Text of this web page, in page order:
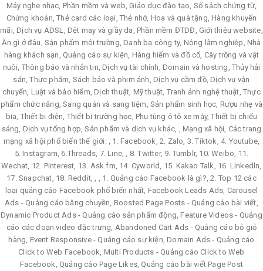
Máy nghe nhạc, Phần mềm và web, Giáo dục đào tạo, Sổ sách chứng từ,
Chứng khoán, Thẻ card các loại, Thẻ nhớ, Hoa và quà tặng, Hàng khuyến
mãi, Dịch vụ ADSL, Dệt may và giầy da, Phần mềm ĐTDĐ, Giới thiệu website,
Ăn gì ở đâu, Sản phẩm môi trường, Danh bạ công ty, Nông lâm nghiệp, Nhà
hàng khách sạn, Quảng cáo sự kiện, Hàng hiếm và đồ cổ, Cây trồng và vật
nuôi, Thông báo và nhắn tin, Dịch vụ tài chính, Domain và hosting, Thủy hải
sản, Thực phẩm, Sách báo và phim ảnh, Dịch vụ cầm đồ, Dịch vụ vận
chuyển, Luật và bảo hiểm, Dịch thuật, Mỹ thuật, Tranh ảnh nghệ thuật, Thực
phẩm chức năng, Sang quán và sang tiệm, Sản phẩm sinh học, Rượu nhẹ và
bia, Thiết bị điện, Thiết bị trường học, Phụ tùng ô tô xe máy, Thiết bị chiếu
sáng, Dịch vụ tổng hợp, Sản phẩm và dịch vụ khác, , Mạng xã hội, Các trang
mạng xã hội phổ biến thế giới: , 1. Facebook, 2. Zalo, 3. Tiktok, 4. Youtube,
5. Instagram, 6.Threads, 7. Line, , 8. Twitter, 9. Tumblr, 10. Weibo, 11.
Wechat, 12. Pinterest, 13. Ask.fm, 14. Cyworld, 15. Kakao Talk, 16. Linkedln,
17. Snapchat, 18. Reddit, , , 1. Quảng cáo Facebook là gì?, 2. Top 12 các
loại quảng cáo Facebook phổ biến nhất, Facebook Leads Ads, Carousel
Ads - Quảng cáo băng chuyền, Boosted Page Posts - Quảng cáo bài viết,
Dynamic Product Ads - Quảng cáo sản phẩm động, Feature Videos - Quảng
cáo các đoạn video đặc trưng, Abandoned Cart Ads - Quảng cáo bỏ giỏ
hàng, Event Responsive - Quảng cáo sự kiện, Domain Ads - Quảng cáo
Click to Web Facebook, Multi Products - Quảng cáo Click to Web
Facebook, Quảng cáo Page Likes, Quảng cáo bài viết Page Post